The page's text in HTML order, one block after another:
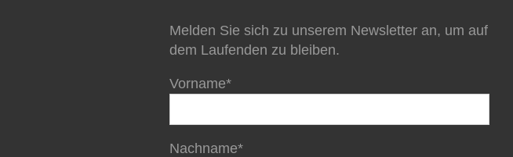
Melden Sie sich zu unserem Newsletter an, um auf
dem Laufenden zu bleiben.
Vorname*
Nachname*